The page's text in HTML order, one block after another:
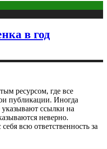
в год
ресурсом, где все
публикации. Иногда
указывают ссылки на
неверно.
всю ответственность за